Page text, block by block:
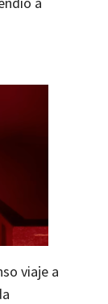
viaje a